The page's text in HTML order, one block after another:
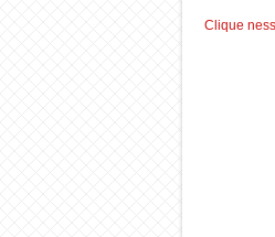
Clique